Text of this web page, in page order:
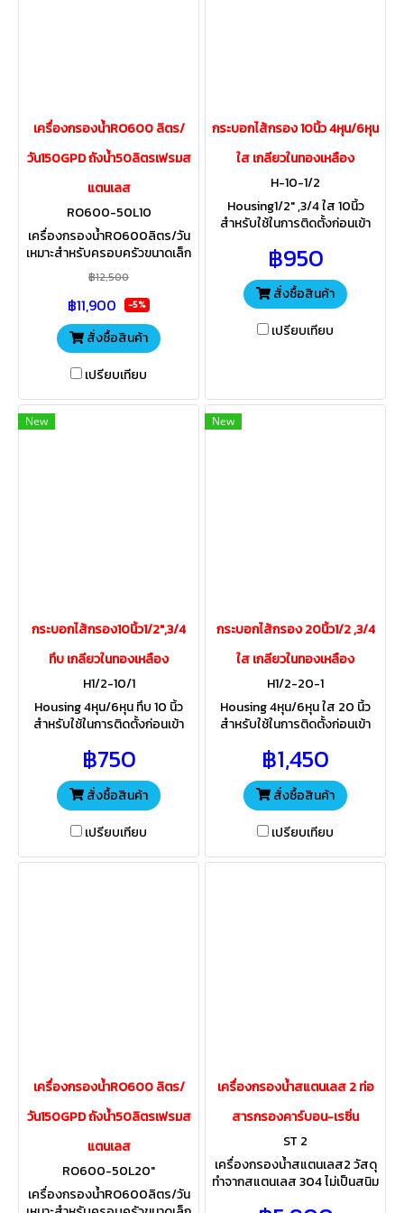
เครื่องกรองน้ำRO600 ลิตร/
วัน150GPD ถังน้ำ50ลิตรเฟรมส
แตนเลส
RO600-50L10
เครื่องกรองน้ำRO600ลิตร/วัน
เหมาะสำหรับครอบครัวขนาดเล็ก
หน่วยงานราชการ เอกชน ร้าน
อาหาร กาแฟ ที่ต้องการน้ำสะอาด
ใช้ดื่ม หุงต้มทำอาหาร
฿12,500
฿11,900 -5%
สั่งซื้อสินค้า
เปรียบเทียบ
กระบอกไส้กรอง 10นิ้ว 4หุน/6หุน
ใส เกลียวในทองเหลือง
H-10-1/2
Housing1/2" ,3/4 ใส 10นิ้ว
สำหรับใช้ในการติดตั้งก่อนเข้า
ป้องกันไม่ให้ตะกอนสิ่งสกปรก ติด
แสงแดด
฿950
สั่งซื้อสินค้า
เปรียบเทียบ
New
กระบอกไส้กรอง10นิ้ว1/2",3/4
ทึบ เกลียวในทองเหลือง
H1/2-10/1
Housing 4หุน/6หุน ทึบ 10 นิ้ว
สำหรับใช้ในการติดตั้งก่อนเข้า
ป้องกันไม่ให้ตะกอนสิ่งสกปรก
สามารถตั้งนอกอาคารได้
฿750
สั่งซื้อสินค้า
เปรียบเทียบ
New
กระบอกไส้กรอง 20นิ้ว1/2 ,3/4
ใส เกลียวในทองเหลือง
H1/2-20-1
Housing 4หุน/6หุน ใส 20 นิ้ว
สำหรับใช้ในการติดตั้งก่อนเข้า
ป้องกันไม่ให้ตะกอนสิ่งสกปรก ติด
ตั้งภายในอาคาร ไม่ให้โดน
แสงแดด
฿1,450
สั่งซื้อสินค้า
เปรียบเทียบ
เครื่องกรองน้ำRO600 ลิตร/
วัน150GPD ถังน้ำ50ลิตรเฟรมส
แตนเลส
RO600-50L20"
เครื่องกรองน้ำRO600ลิตร/วัน
เครื่องกรองน้ำสแตนเลส 2 ท่อ
สารกรองคาร์บอน-เรซิ่น
ST 2
เครื่องกรองน้ำสแตนเลส2 วัสดุ
ทำจากสแตนเลส 304 ไม่เป็นสนิม